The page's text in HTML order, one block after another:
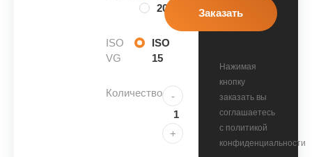
20л
ISO
VG
ISO
15
Количество -
+
Нажимая
кнопку
заказать вы
соглашаетесь
с политикой
конфиденциальности